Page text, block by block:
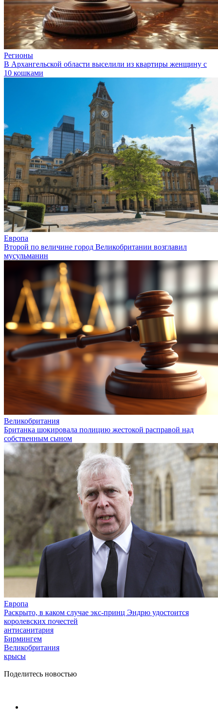
Регионы
В Архангельской области выселили из квартиры женщину с
10 кошками
Европа
Второй по величине город Великобритании возглавил
мусульманин
Великобритания
Британка шокировала полицию жестокой расправой над
собственным сыном
Европа
Раскрыто, в каком случае экс-принц Эндрю удостоится
королевских почестей
антисанитария
Бирмингем
Великобритания
крысы
Поделитесь новостью